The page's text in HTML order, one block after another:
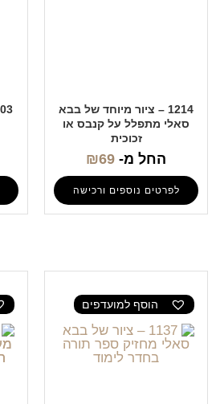
1214 – ציור מיוחד של בבא
סאלי מתפלל על קנבס או
זכוכית
החל מ- ₪69
לפרטים נוספים ורכישה
הוסף למועדפים